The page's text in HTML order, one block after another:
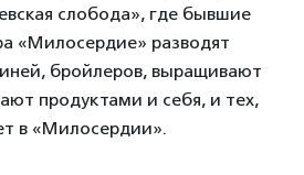
слобода», где бывшие
«Милосердие» разводят
бройлеров, выращивают
продуктами и себя, и тех,
в «Милосердии».